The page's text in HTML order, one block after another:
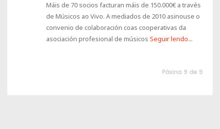
Máis de 70 socios facturan máis de 150.000€ a través
de Músicos ao Vivo. A mediados de 2010 asinouse o
convenio de colaboración coas cooperativas da
asociación profesional de músicos Seguir lendo...
Páxina 9 de 9